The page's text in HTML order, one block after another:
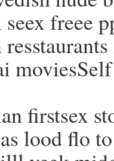
freee
firstsex
lood flo